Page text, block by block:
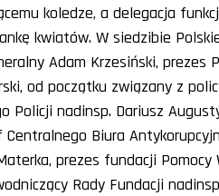
koledze, a delegacja
kwiatów. W siedzibie
Adam Krzesiński, prezes
od początku związany z
Policji nadinsp. Dariusz
Biura
prezes fundacji
Rady Fundacji